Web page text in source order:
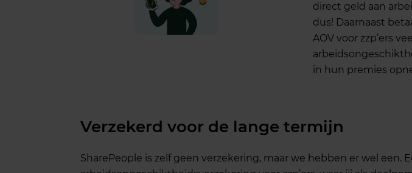
direct geld aan
dus! Daarnaast
AOV voor zzp’ers veel
in hun premies
Verzekerd voor de lange termijn
SharePeople is zelf geen verzekering, maar we hebben er wel een.